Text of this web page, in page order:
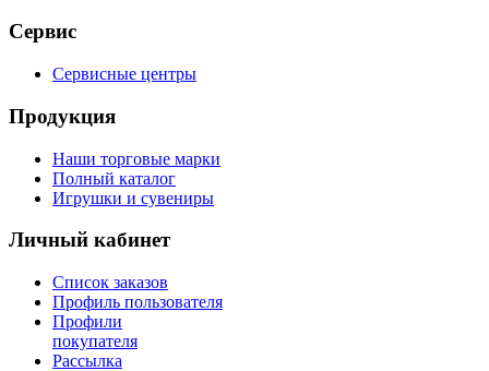
Сервис
Сервисные центры
Продукция
Наши торговые марки
Полный каталог
Игрушки и сувениры
Личный кабинет
Список заказов
Профиль пользователя
Профили
покупателя
Рассылка